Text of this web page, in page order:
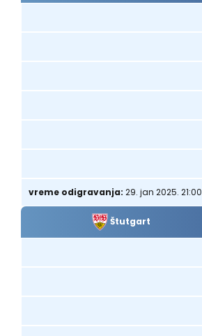
vreme odigravanja: 29. jan 2025. 21:00
Štutgart